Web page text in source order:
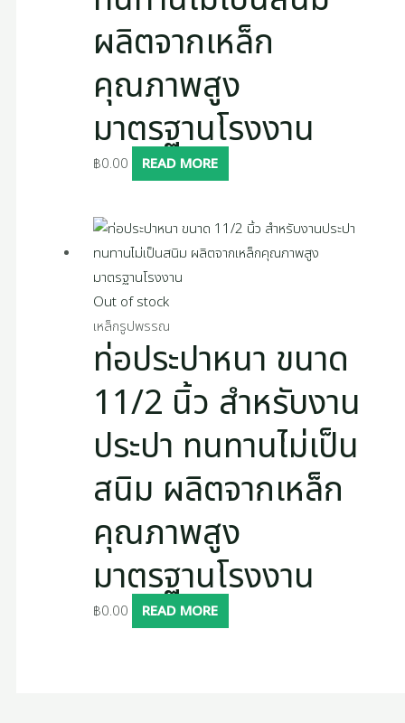
ผลิตจากเหล็ก
คุณภาพสูง
มาตรฐานโรงงาน
฿0.00 READ MORE
Out of stock
เหล็กรูปพรรณ
ท่อประปาหนา ขนาด
11/2 นิ้ว สำหรับงาน
ประปา ทนทานไม่เป็น
สนิม ผลิตจากเหล็ก
คุณภาพสูง
มาตรฐานโรงงาน
฿0.00 READ MORE